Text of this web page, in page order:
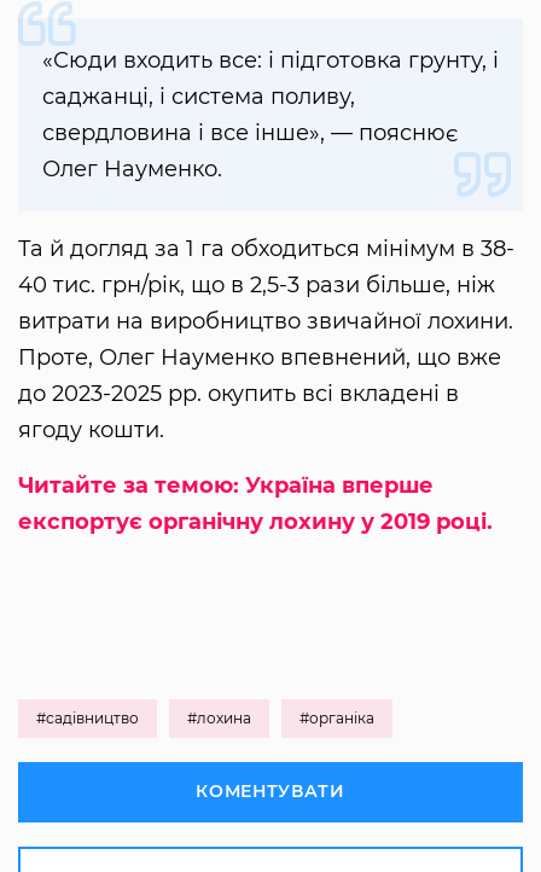
«Сюди входить все: і підготовка грунту, і
саджанці, і система поливу,
свердловина і все інше», — пояснює
Олег Науменко.
Та й догляд за 1 га обходиться мінімум в 38-
40 тис. грн/рік, що в 2,5-3 рази більше, ніж
витрати на виробництво звичайної лохини.
Проте, Олег Науменко впевнений, що вже
до 2023-2025 рр. окупить всі вкладені в
ягоду кошти.
Читайте за темою: Україна вперше
експортує органічну лохину у 2019 році.
#садівництво #лохина #органіка
КОМЕНТУВАТИ